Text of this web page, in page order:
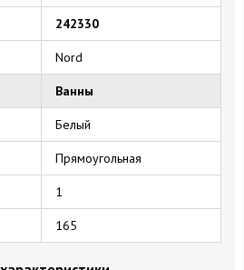
242330
Nord
Ванны
Белый
Прямоугольная
1
165